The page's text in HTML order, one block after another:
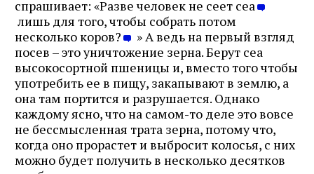
спрашивает: «Разве человек не сеет сеа
лишь для того, чтобы собрать потом
несколько коров?
» А ведь на первый взгляд
посев – это уничтожение зерна. Берут сеа
высокосортной пшеницы и, вместо того чтобы
употребить ее в пищу, закапывают в землю, а
она там портится и разрушается. Однако
каждому ясно, что на самом-то деле это вовсе
не бессмысленная трата зерна, потому что,
когда оно прорастет и выбросит колосья, с них
можно будет получить в несколько десятков